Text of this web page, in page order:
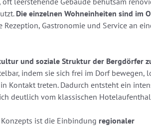
Die einzelnen Wohneinheiten sind im
Gastronomie und Service an
und soziale Struktur der Bergdörfer
indem sie sich frei im Dorf bewegen,
Kontakt treten. Dadurch entsteht ein
deutlich vom klassischen
ist die Einbindung regionaler